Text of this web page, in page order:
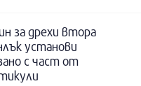
за дрехи втора
установи
с част от